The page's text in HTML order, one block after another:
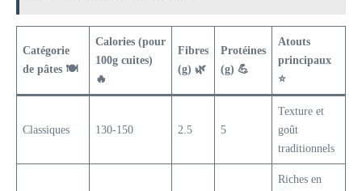
Catégorie
de pâtes 🍽️
Calories (pour
100g cuites)
🔥
Fibres
(g) 🌿
Protéines
(g) 💪
Atouts
principaux
⭐
Classiques 130-150 2.5 5
Texture et
goût
traditionnels
Riches en